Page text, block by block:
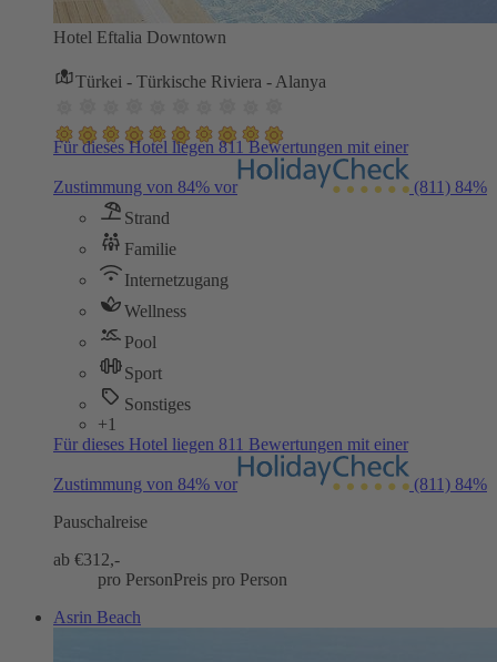
Hotel Eftalia Downtown
Türkei - Türkische Riviera - Alanya
Für dieses Hotel liegen 811 Bewertungen mit einer
Zustimmung von 84% vor (811) 84%
Strand
Familie
Internetzugang
Wellness
Pool
Sport
Sonstiges
+1
Für dieses Hotel liegen 811 Bewertungen mit einer
Zustimmung von 84% vor (811) 84%
Pauschalreise
ab €312,-
pro PersonPreis pro Person
Asrin Beach